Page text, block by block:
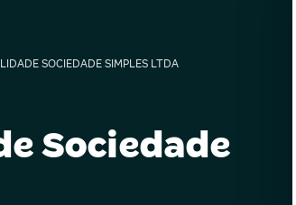
SOCIEDADE SIMPLES LTDA
Sociedade